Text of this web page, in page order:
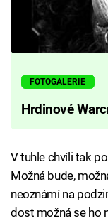
FOTOGALERIE
Hrdinové
V tuhle chvíli tak
Možná bude,
neoznámí na
dost možná se ho